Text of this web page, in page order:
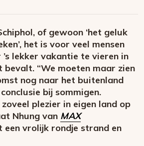
of gewoon ‘het geluk
het is voor veel mensen
lekker vakantie te vieren in
bevalt. “We moeten maar zien
nog naar het buitenland
bij sommigen.
plezier in eigen land op
Nhung van MAX
een vrolijk rondje strand en